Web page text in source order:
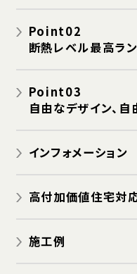
栃木県の冬は寒く長
Point02
断熱レベル最高ラ
高気密サッシ
Point03
自由なデザイン、
島野の自由設計例をご
インフォメーション
イベント
高付加価値住宅対
認定住宅：長期優良住宅
施工例